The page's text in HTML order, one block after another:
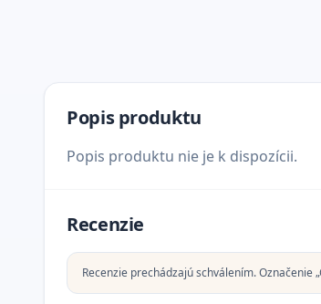
Popis produktu
Popis produktu nie je k dispozícii.
Recenzie
Recenzie prechádzajú schválením.